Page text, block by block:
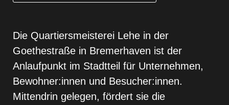
Die Quartiersmeisterei Lehe in der
Goethestraße in Bremerhaven ist der
Anlaufpunkt im Stadtteil für Unternehmen,
Bewohner:innen und Besucher:innen.
Mittendrin gelegen, fördert sie die